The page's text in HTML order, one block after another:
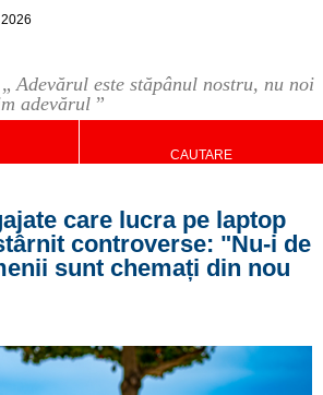
„Adevărul este stăpânul nostru, nu noi
adevărul ”
CAUTARE
care lucra pe laptop
controverse: "Nu-i de
sunt chemați din nou